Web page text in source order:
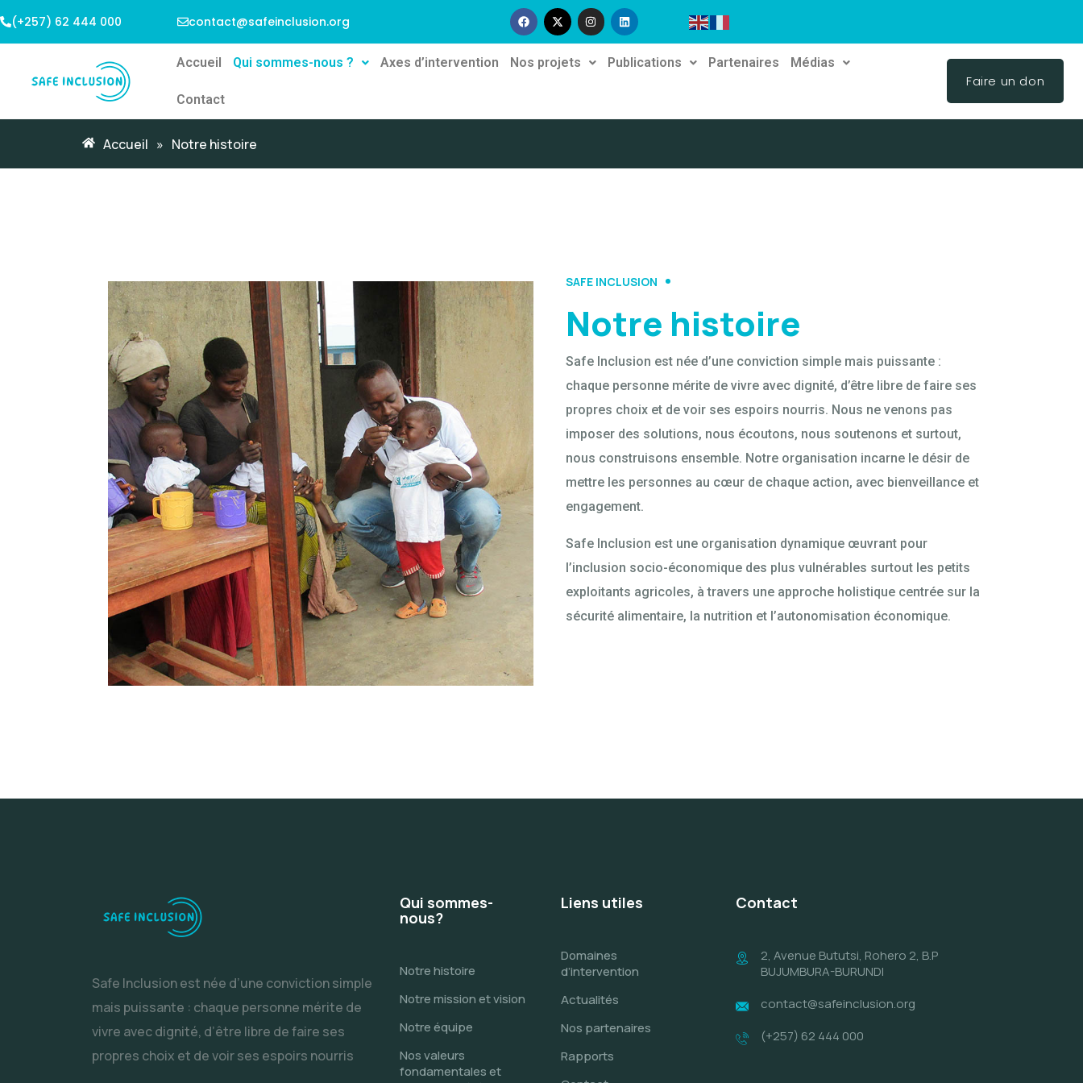
(+257) 62 444 000 contact@safeinclusion.org
Accueil Qui sommes-nous ? Axes d’intervention Nos projets Publications Partenaires Médias
Contact
Faire un don
Accueil » Notre histoire
SAFE INCLUSION
Notre histoire
Safe Inclusion est née d’une conviction simple mais puissante :
chaque personne mérite de vivre avec dignité, d’être libre de faire ses
propres choix et de voir ses espoirs nourris. Nous ne venons pas
imposer des solutions, nous écoutons, nous soutenons et surtout,
nous construisons ensemble. Notre organisation incarne le désir de
mettre les personnes au cœur de chaque action, avec bienveillance et
engagement.
Safe Inclusion est une organisation dynamique œuvrant pour
l’inclusion socio-économique des plus vulnérables surtout les petits
exploitants agricoles, à travers une approche holistique centrée sur la
sécurité alimentaire, la nutrition et l’autonomisation économique.
Safe Inclusion est née d’une conviction simple
mais puissante : chaque personne mérite de
vivre avec dignité, d’être libre de faire ses
propres choix et de voir ses espoirs nourris
Qui sommes-
nous?
Notre histoire
Notre mission et vision
Notre équipe
Nos valeurs
fondamentales et
Liens utiles
Domaines
d’intervention
Actualités
Nos partenaires
Rapports
Contact
2, Avenue Bututsi, Rohero 2, B.P
BUJUMBURA-BURUNDI
contact@safeinclusion.org
(+257) 62 444 000